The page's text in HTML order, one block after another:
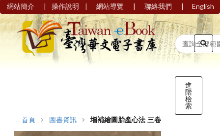
網站簡介 | 操作說明 | 網站導覽 | 聯絡我們 | English
進
階
檢
索
::: 首頁 圖書資訊 增補繪圖胎產心法 三卷